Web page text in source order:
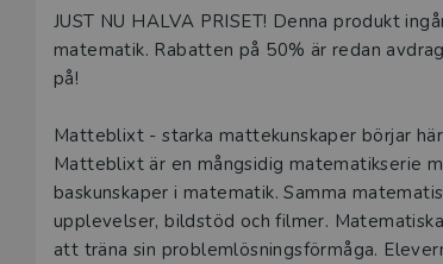
Beskrivning
JUST NU HALVA PRISET! Denna produkt
matematik. Rabatten på 50% är redan
på!
Matteblixt - starka mattekunskaper börjar här
Matteblixt är en mångsidig matematikserie
baskunskaper i matematik. Samma
upplevelser, bildstöd och filmer.
att träna sin problemlösningsförmåga.